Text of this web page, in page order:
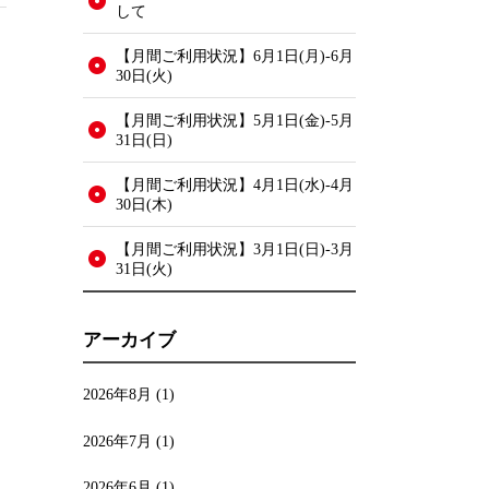
して
【月間ご利用状況】6月1日(月)-6月
30日(火)
【月間ご利用状況】5月1日(金)-5月
31日(日)
【月間ご利用状況】4月1日(水)-4月
30日(木)
【月間ご利用状況】3月1日(日)-3月
31日(火)
アーカイブ
2026年8月 (1)
2026年7月 (1)